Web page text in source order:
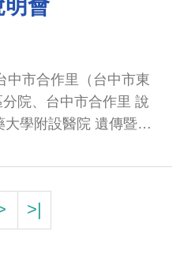
需求為出發點，致力
明會
中市合作里（台中市東
院、台中市合作里 說
院罕見疾病中區照護
講座由中國附醫東區
消暑
>|